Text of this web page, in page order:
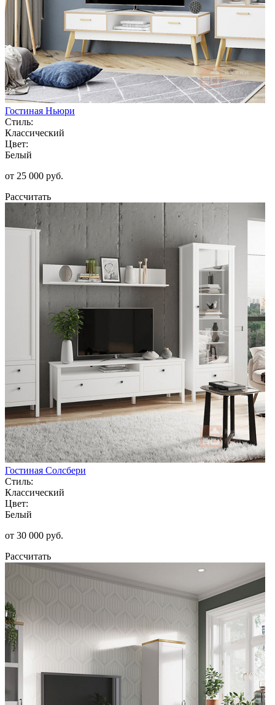
Гостиная Ньюри
Стиль:
Классический
Цвет:
Белый
от 25 000 руб.
Рассчитать
Гостиная Солсбери
Стиль:
Классический
Цвет:
Белый
от 30 000 руб.
Рассчитать